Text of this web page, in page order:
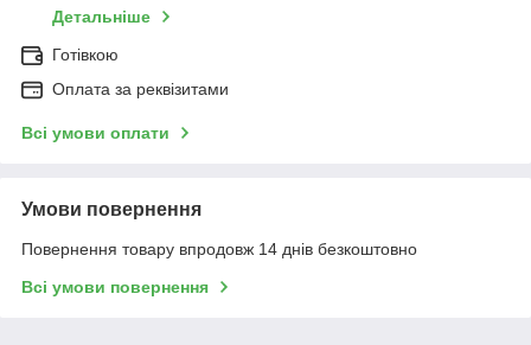
Детальніше
Готівкою
Оплата за реквізитами
Всі умови оплати
Умови повернення
Повернення товару впродовж 14 днів безкоштовно
Всі умови повернення